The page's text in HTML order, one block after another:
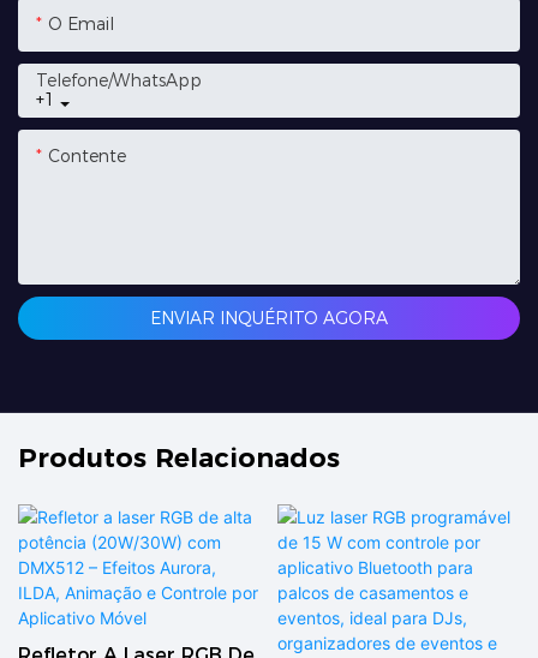
O Email
+1
Telefone/whatsApp
Contente
ENVIAR INQUÉRITO AGORA
Produtos Relacionados